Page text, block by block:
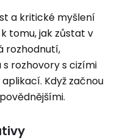
a kritické myšlení
tomu, jak zůstat v
rozhodnutí,
rozhovory s cizími
Když začnou